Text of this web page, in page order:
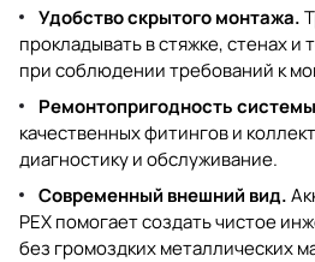
Удобство скрытого монтажа.
прокладывать в стяжке, стенах и
при соблюдении требований к
Ремонтопригодность
качественных фитингов и
диагностику и обслуживание.
Современный внешний вид.
PEX помогает создать чистое
без громоздких металлических